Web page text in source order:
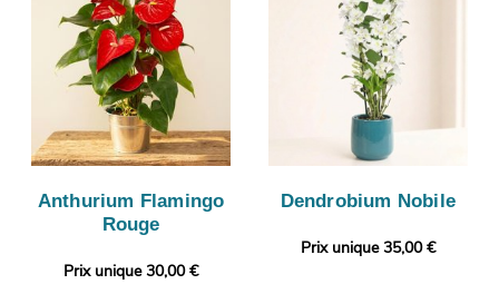
Anthurium Flamingo
Rouge
Prix unique 30,00 €
Dendrobium Nobile
Prix unique 35,00 €